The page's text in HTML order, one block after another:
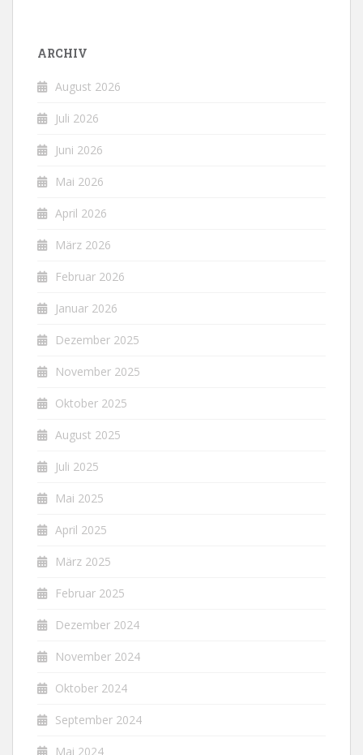
ARCHIV
August 2026
Juli 2026
Juni 2026
Mai 2026
April 2026
März 2026
Februar 2026
Januar 2026
Dezember 2025
November 2025
Oktober 2025
August 2025
Juli 2025
Mai 2025
April 2025
März 2025
Februar 2025
Dezember 2024
November 2024
Oktober 2024
September 2024
Mai 2024